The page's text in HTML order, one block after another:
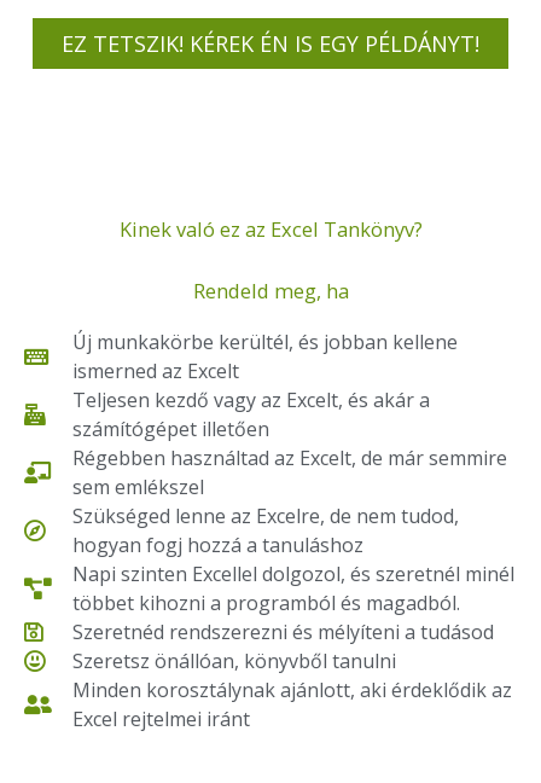
EZ TETSZIK! KÉREK ÉN IS EGY PÉLDÁNYT!
Kinek való ez az Excel Tankönyv?
Rendeld meg, ha
Új munkakörbe kerültél, és jobban kellene
ismerned az Excelt
Teljesen kezdő vagy az Excelt, és akár a
számítógépet illetően
Régebben használtad az Excelt, de már semmire
sem emlékszel
Szükséged lenne az Excelre, de nem tudod,
hogyan fogj hozzá a tanuláshoz
Napi szinten Excellel dolgozol, és szeretnél minél
többet kihozni a programból és magadból.
Szeretnéd rendszerezni és mélyíteni a tudásod
Szeretsz önállóan, könyvből tanulni
Minden korosztálynak ajánlott, aki érdeklődik az
Excel rejtelmei iránt